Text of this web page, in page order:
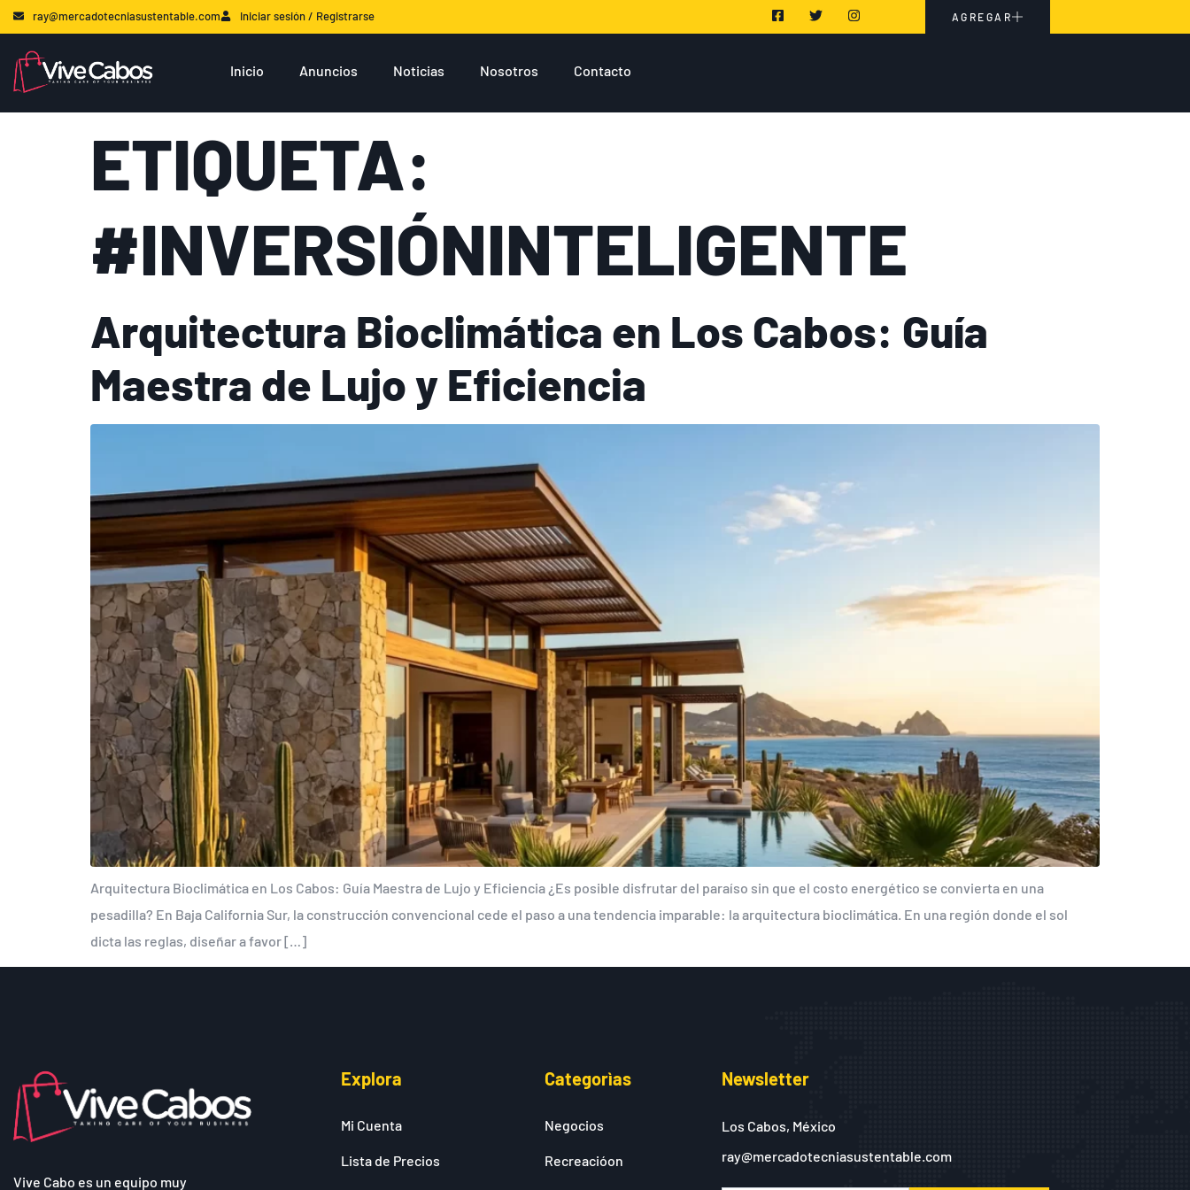
ray@mercadotecniasustentable.com Iniciar sesión / Registrarse AGREGAR
Inicio Anuncios Noticias Nosotros Contacto
ETIQUETA:
#INVERSIÓNINTELIGENTE
Arquitectura Bioclimática en Los Cabos: Guía
Maestra de Lujo y Eficiencia
Arquitectura Bioclimática en Los Cabos: Guía Maestra de Lujo y Eficiencia ¿Es posible disfrutar del paraíso sin que el costo energético se convierta en una
pesadilla? En Baja California Sur, la construcción convencional cede el paso a una tendencia imparable: la arquitectura bioclimática. En una región donde el sol
dicta las reglas, diseñar a favor […]
Vive Cabo es un equipo muy
Explora
Mi Cuenta
Lista de Precios
Categorìas
Negocios
Recreacióon
Newsletter
Los Cabos, México
ray@mercadotecniasustentable.com